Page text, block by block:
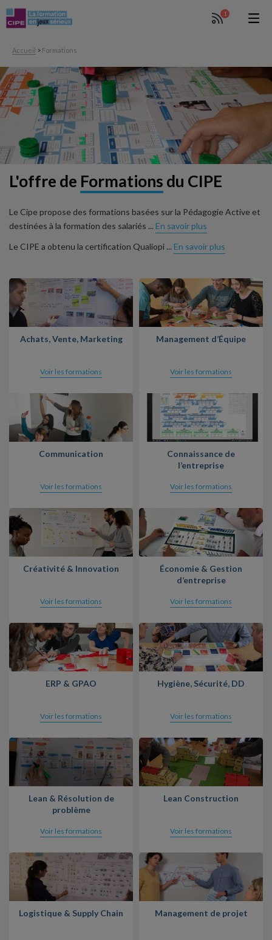
1
Accueil > Formations
L'offre de Formations du CIPE
Le Cipe propose des formations basées sur la Pédagogie Active et
destinées à la formation des salariés ... En savoir plus
Le CIPE a obtenu la certification Qualiopi ... En savoir plus
Achats, Vente, Marketing
Voir les formations
Management d’Équipe
Voir les formations
Communication
Voir les formations
Connaissance de
l’entreprise
Voir les formations
Créativité & Innovation
Voir les formations
Économie & Gestion
d’entreprise
Voir les formations
ERP & GPAO
Voir les formations
Hygiène, Sécurité, DD
Voir les formations
Lean & Résolution de
problème
Voir les formations
Lean Construction
Voir les formations
Logistique & Supply Chain Management de projet